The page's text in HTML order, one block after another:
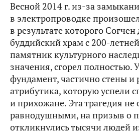
Весной 2014 г. из‑за
в электропроводке
в результате которого Согчен
буддийский храм с 200-
памятник культурного
значения, сгорел полностью.
фундамент, частично стены и
атрибутика, которую успели
и прихожане. Эта трагедия не
равнодушными, на призыв о
откликнулись тысячи людей